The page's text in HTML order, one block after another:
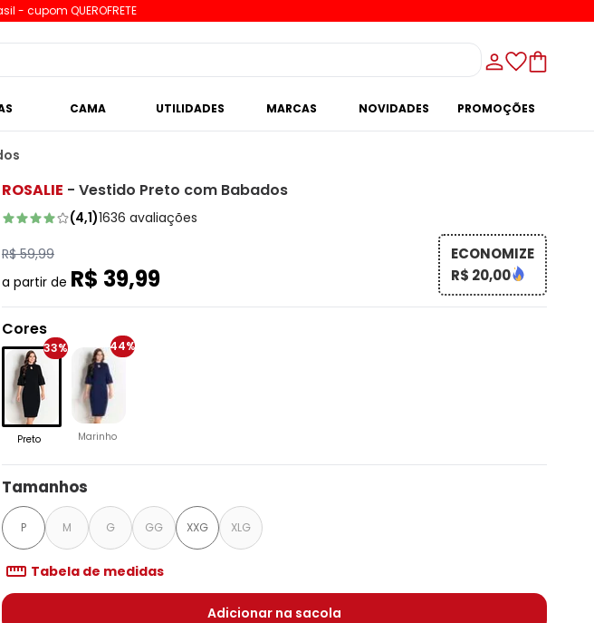
- cupom QUEROFRETE
CAMA UTILIDADES MARCAS NOVIDADES PROMOÇÕES
ROSALIE - Vestido Preto com Babados
(4,1)1636 avaliações
R$ 59,99
a partir de R$ 39,99
ECONOMIZE
R$ 20,00
Cores
33%
Preto
44%
Marinho
Tamanhos
P M G GG XXG XLG
Tabela de medidas
Adicionar na sacola